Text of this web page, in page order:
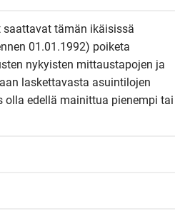
tämän ikäisissä
01.01.1992) poiketa
nykyisten mittaustapojen ja
laskettavasta asuintilojen
olla edellä mainittua pienempi tai